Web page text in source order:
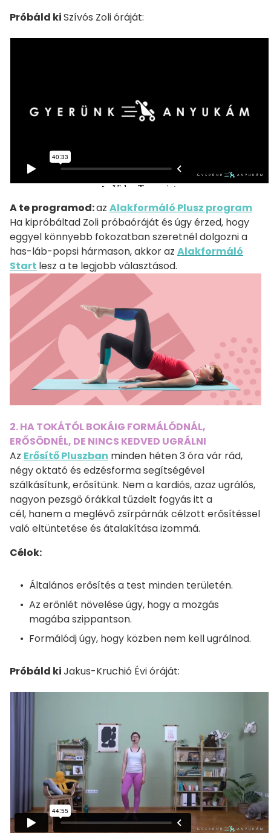
Próbáld kiSzívós Zoli óráját:
A te programod:az Alakformáló Plusz program
Ha kipróbáltad Zoli próbaóráját és úgy érzed, hogy
eggyel könnyebb fokozatban szeretnél dolgozni a
has-láb-popsi hármason, akkor az Alakformáló
Start lesz a te legjobb választásod.
2. HA TOKÁTÓL BOKÁIG FORMÁLÓDNÁL,
ERŐSÖDNÉL, DE NINCS KEDVED UGRÁLNI
Az Erősítő Pluszban minden héten 3 óra vár rád,
négy oktató és edzésforma segítségével
szálkásítunk, erősítünk. Nem a kardiós, azaz ugrálós,
nagyon pezsgő órákkal tűzdelt fogyás itt a
cél, hanem a meglévő zsírpárnák célzott erősítéssel
való eltüntetése és átalakítása izommá.
Célok:
Általános erősítés a test minden területén.
Az erőnlét növelése úgy, hogy a mozgás
magába szippantson.
Formálódj úgy, hogy közben nem kell ugrálnod.
Próbáld kiJakus-Kruchió Évi óráját: